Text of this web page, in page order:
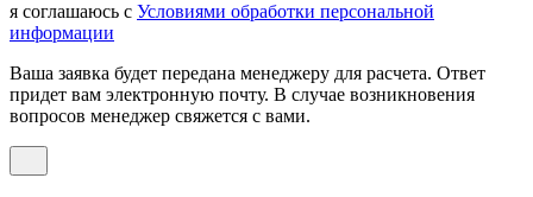
я соглашаюсь с Условиями обработки персональной
информации
Ваша заявка будет передана менеджеру для расчета. Ответ
придет вам электронную почту. В случае возникновения
вопросов менеджер свяжется с вами.